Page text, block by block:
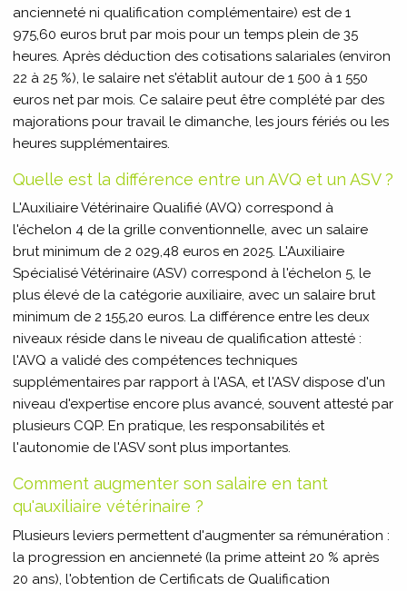
ancienneté ni qualification complémentaire) est de 1
975,60 euros brut par mois pour un temps plein de 35
heures. Après déduction des cotisations salariales (environ
22 à 25 %), le salaire net s'établit autour de 1 500 à 1 550
euros net par mois. Ce salaire peut être complété par des
majorations pour travail le dimanche, les jours fériés ou les
heures supplémentaires.
Quelle est la différence entre un AVQ et un ASV ?
L'Auxiliaire Vétérinaire Qualifié (AVQ) correspond à
l'échelon 4 de la grille conventionnelle, avec un salaire
brut minimum de 2 029,48 euros en 2025. L'Auxiliaire
Spécialisé Vétérinaire (ASV) correspond à l'échelon 5, le
plus élevé de la catégorie auxiliaire, avec un salaire brut
minimum de 2 155,20 euros. La différence entre les deux
niveaux réside dans le niveau de qualification attesté :
l'AVQ a validé des compétences techniques
supplémentaires par rapport à l'ASA, et l'ASV dispose d'un
niveau d'expertise encore plus avancé, souvent attesté par
plusieurs CQP. En pratique, les responsabilités et
l'autonomie de l'ASV sont plus importantes.
Comment augmenter son salaire en tant
qu'auxiliaire vétérinaire ?
Plusieurs leviers permettent d'augmenter sa rémunération :
la progression en ancienneté (la prime atteint 20 % après
20 ans), l'obtention de Certificats de Qualification